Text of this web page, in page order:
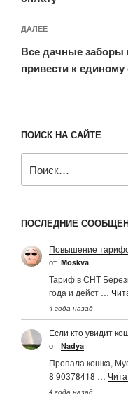
Следующая
запись
ДАЛЕЕ
Все дачные заборы
привести к
ПОИСК НА САЙТЕ
ПОСЛЕДНИЕ
Повышение
от Moskva
Тариф в СНТ
года и дейст …
4 года назад
Если кто увидит
от Nadya
Пропала кошка,
8 90378418 …
4 года назад